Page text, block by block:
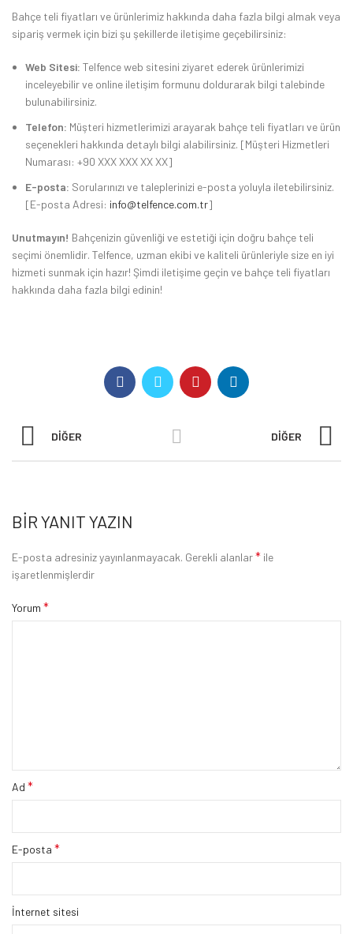
Bahçe teli fiyatları ve ürünlerimiz hakkında daha fazla bilgi almak veya
sipariş vermek için bizi şu şekillerde iletişime geçebilirsiniz:
Web Sitesi: Telfence web sitesini ziyaret ederek ürünlerimizi
inceleyebilir ve online iletişim formunu doldurarak bilgi talebinde
bulunabilirsiniz.
Telefon: Müşteri hizmetlerimizi arayarak bahçe teli fiyatları ve ürün
seçenekleri hakkında detaylı bilgi alabilirsiniz. [Müşteri Hizmetleri
Numarası: +90 XXX XXX XX XX]
E-posta: Sorularınızı ve taleplerinizi e-posta yoluyla iletebilirsiniz.
[E-posta Adresi: info@telfence.com.tr]
Unutmayın! Bahçenizin güvenliği ve estetiği için doğru bahçe teli
seçimi önemlidir. Telfence, uzman ekibi ve kaliteli ürünleriyle size en iyi
hizmeti sunmak için hazır! Şimdi iletişime geçin ve bahçe teli fiyatları
hakkında daha fazla bilgi edinin!
DIĞER DIĞER
BIR YANIT YAZIN
E-posta adresiniz yayınlanmayacak. Gerekli alanlar* ile
işaretlenmişlerdir
Yorum *
Ad *
E-posta *
İnternet sitesi